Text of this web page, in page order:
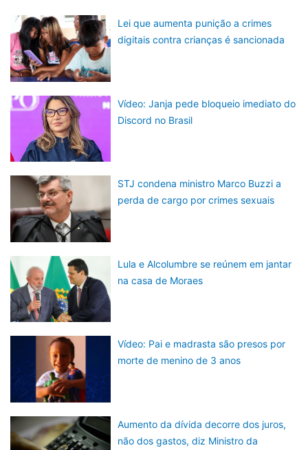
Lei que aumenta punição a crimes
digitais contra crianças é sancionada
Vídeo: Janja pede bloqueio imediato do
Discord no Brasil
STJ condena ministro Marco Buzzi a
perda de cargo por crimes sexuais
Lula e Alcolumbre se reúnem em jantar
na casa de Moraes
Vídeo: Pai e madrasta são presos por
morte de menino de 3 anos
Aumento da dívida decorre dos juros,
não dos gastos, diz Ministro da